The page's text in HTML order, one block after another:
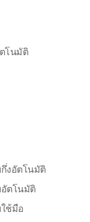
โนมัติ
งอัตโนมัติ
อัตโนมัติ
ช้มือ